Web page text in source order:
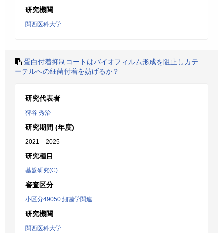
研究機関
関西医科大学
蛋白付着抑制コートはバイオフィルム形成を阻止しカテ
ーテルへの細菌付着を妨げるか？
研究代表者
狩谷 秀治
研究期間 (年度)
2021 – 2025
研究種目
基盤研究(C)
審査区分
小区分49050:細菌学関連
研究機関
関西医科大学